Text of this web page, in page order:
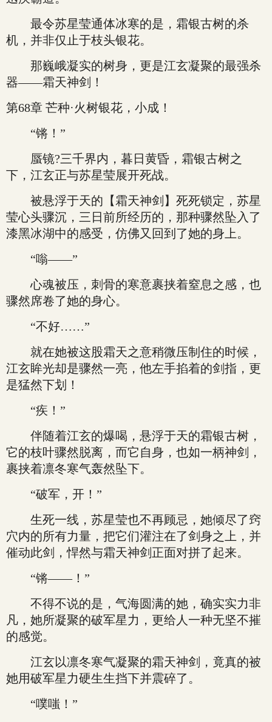
最令苏星莹通体冰寒的是，霜银古树的杀
机，并非仅止于枝头银花。
那巍峨凝实的树身，更是江玄凝聚的最强杀
器——霜天神剑！
第68章 芒种·火树银花，小成！
“锵！”
蜃镜?三千界内，暮日黄昏，霜银古树之
下，江玄正与苏星莹展开死战。
被悬浮于天的【霜天神剑】死死锁定，苏星
莹心头骤沉，三日前所经历的，那种骤然坠入了
漆黑冰湖中的感受，仿佛又回到了她的身上。
“嗡——”
心魂被压，刺骨的寒意裹挟着窒息之感，也
骤然席卷了她的身心。
“不好……”
就在她被这股霜天之意稍微压制住的时候，
江玄眸光却是骤然一亮，他左手掐着的剑指，更
是猛然下划！
“疾！”
伴随着江玄的爆喝，悬浮于天的霜银古树，
它的枝叶骤然脱离，而它自身，也如一柄神剑，
裹挟着凛冬寒气轰然坠下。
“破军，开！”
生死一线，苏星莹也不再顾忌，她倾尽了窍
穴内的所有力量，把它们灌注在了剑身之上，并
催动此剑，悍然与霜天神剑正面对拼了起来。
“锵——！”
不得不说的是，气海圆满的她，确实实力非
凡，她所凝聚的破军星力，更给人一种无坚不摧
的感觉。
江玄以凛冬寒气凝聚的霜天神剑，竟真的被
她用破军星力硬生生挡下并震碎了。
“噗嗤！”